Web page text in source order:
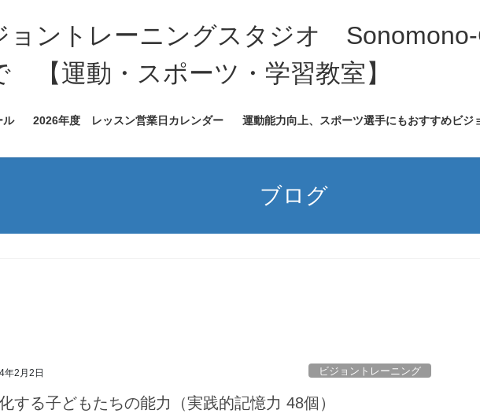
ョントレーニングスタジオ
【運動・スポーツ・学習教室】
ル 2026年度 レッスン営業日カレンダー 運動能力向上、スポーツ選手にもおすすめビジ
ブログ
年2月2日 ビジョントレーニング
する子どもたちの能力（実践的記憶力 48個）